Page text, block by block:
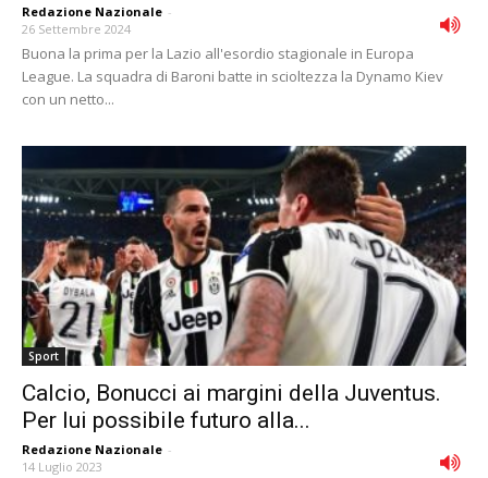
Redazione Nazionale -
26 Settembre 2024
Buona la prima per la Lazio all'esordio stagionale in Europa
League. La squadra di Baroni batte in scioltezza la Dynamo Kiev
con un netto...
Sport
Calcio, Bonucci ai margini della Juventus.
Per lui possibile futuro alla...
Redazione Nazionale -
14 Luglio 2023